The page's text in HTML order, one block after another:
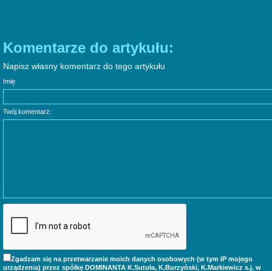
Komentarze do artykułu:
Napisz własny komentarz do tego artykułu
Imię
Twój komentarz:
Zgadzam się na przetwarzanie moich danych osobowych (w tym IP mojego
urządzenia) przez spółkę DOMINANTA K.Sutuła, K.Burzyński, K.Markiewicz s.j. w